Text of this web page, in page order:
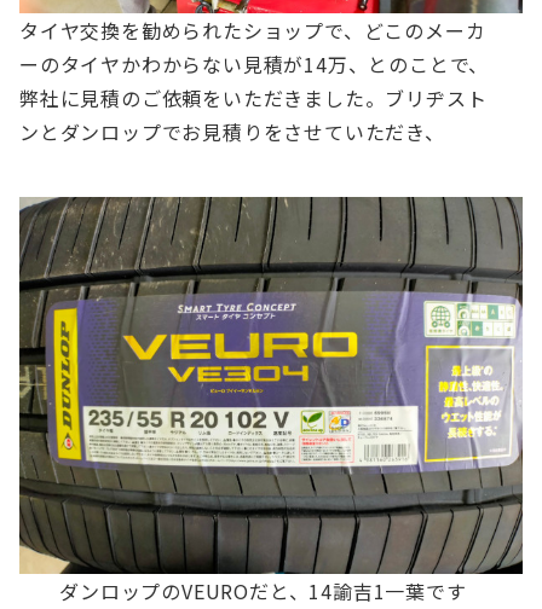
タイヤ交換を勧められたショップで、どこのメーカ
ーのタイヤかわからない見積が14万、とのことで、
弊社に見積のご依頼をいただきました。ブリヂスト
ンとダンロップでお見積りをさせていただき、
ダンロップのVEUROだと、14諭吉1一葉です